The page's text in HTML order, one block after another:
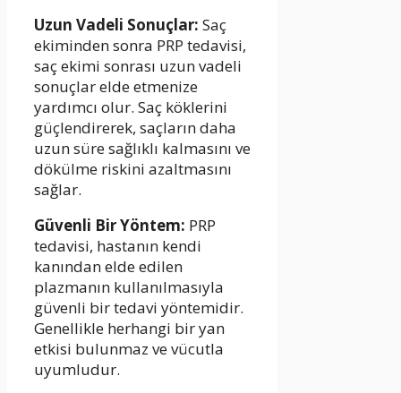
Uzun Vadeli Sonuçlar: Saç
ekiminden sonra PRP tedavisi,
saç ekimi sonrası uzun vadeli
sonuçlar elde etmenize
yardımcı olur. Saç köklerini
güçlendirerek, saçların daha
uzun süre sağlıklı kalmasını ve
dökülme riskini azaltmasını
sağlar.
Güvenli Bir Yöntem: PRP
tedavisi, hastanın kendi
kanından elde edilen
plazmanın kullanılmasıyla
güvenli bir tedavi yöntemidir.
Genellikle herhangi bir yan
etkisi bulunmaz ve vücutla
uyumludur.